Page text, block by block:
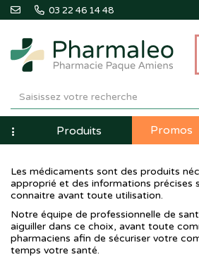
03 22 46 14 48
Pharmaleo
Pharmacie
Paque
Amiens
NavigationProduits Promos
Les médicaments sont des produits
approprié et des informations précises
connaitre avant toute utilisation.
Notre équipe de professionnelle de
aiguiller dans ce choix, avant toute
pharmaciens afin de sécuriser votre
temps votre santé.